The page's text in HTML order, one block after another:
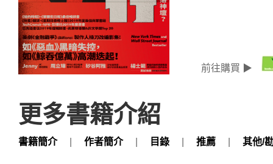
前往購買 ▶
更多書籍介紹
書籍簡介 作者簡介 目錄 推薦 其他/